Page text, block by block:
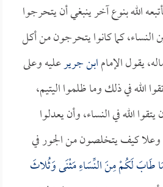
الله بنوع آخر ينبغي أن يتحرجوا
النساء، كما كانوا يتحرجون من أكل
يقول الإمامابن جريرعليه وعلى
الله في ذلك وما ظلموا اليتيم،
الله في النساء، وأن يعدلوا
وعلا كيف يتخلصون من الجور في
طَابَ لَكُمْ مِنَ النِّسَاءِ مَثْنَى وَثُلاثَ